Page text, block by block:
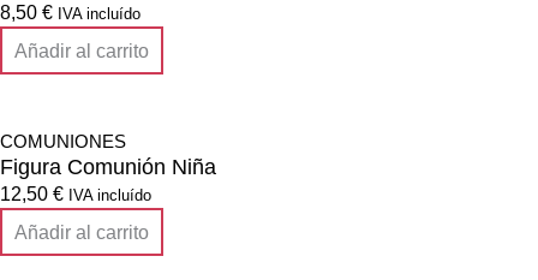
8,50 € IVA incluído
Añadir al carrito
COMUNIONES
Figura Comunión Niña
12,50 € IVA incluído
Añadir al carrito